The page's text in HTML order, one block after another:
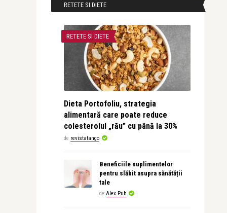
RETETE SI DIETE
RETETE SI DIETE
Dieta Portofoliu, strategia
alimentară care poate reduce
colesterolul „rău” cu până la 30%
de revistatango
Beneficiile suplimentelor
pentru slăbit asupra sănătății
tale
de Alex Pub